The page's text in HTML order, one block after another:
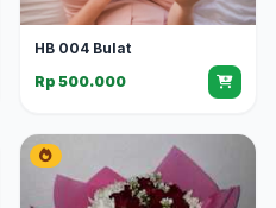
HB 004 Bulat
Rp 500.000